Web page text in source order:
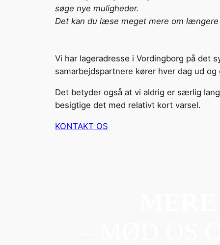
søge nye muligheder.
Det kan du læse meget mere om længere
Vi har lageradresse i Vordingborg på det
samarbejdspartnere kører hver dag ud
Det betyder også at vi aldrig er særlig
besigtige det med relativt kort varsel.
KONTAKT OS